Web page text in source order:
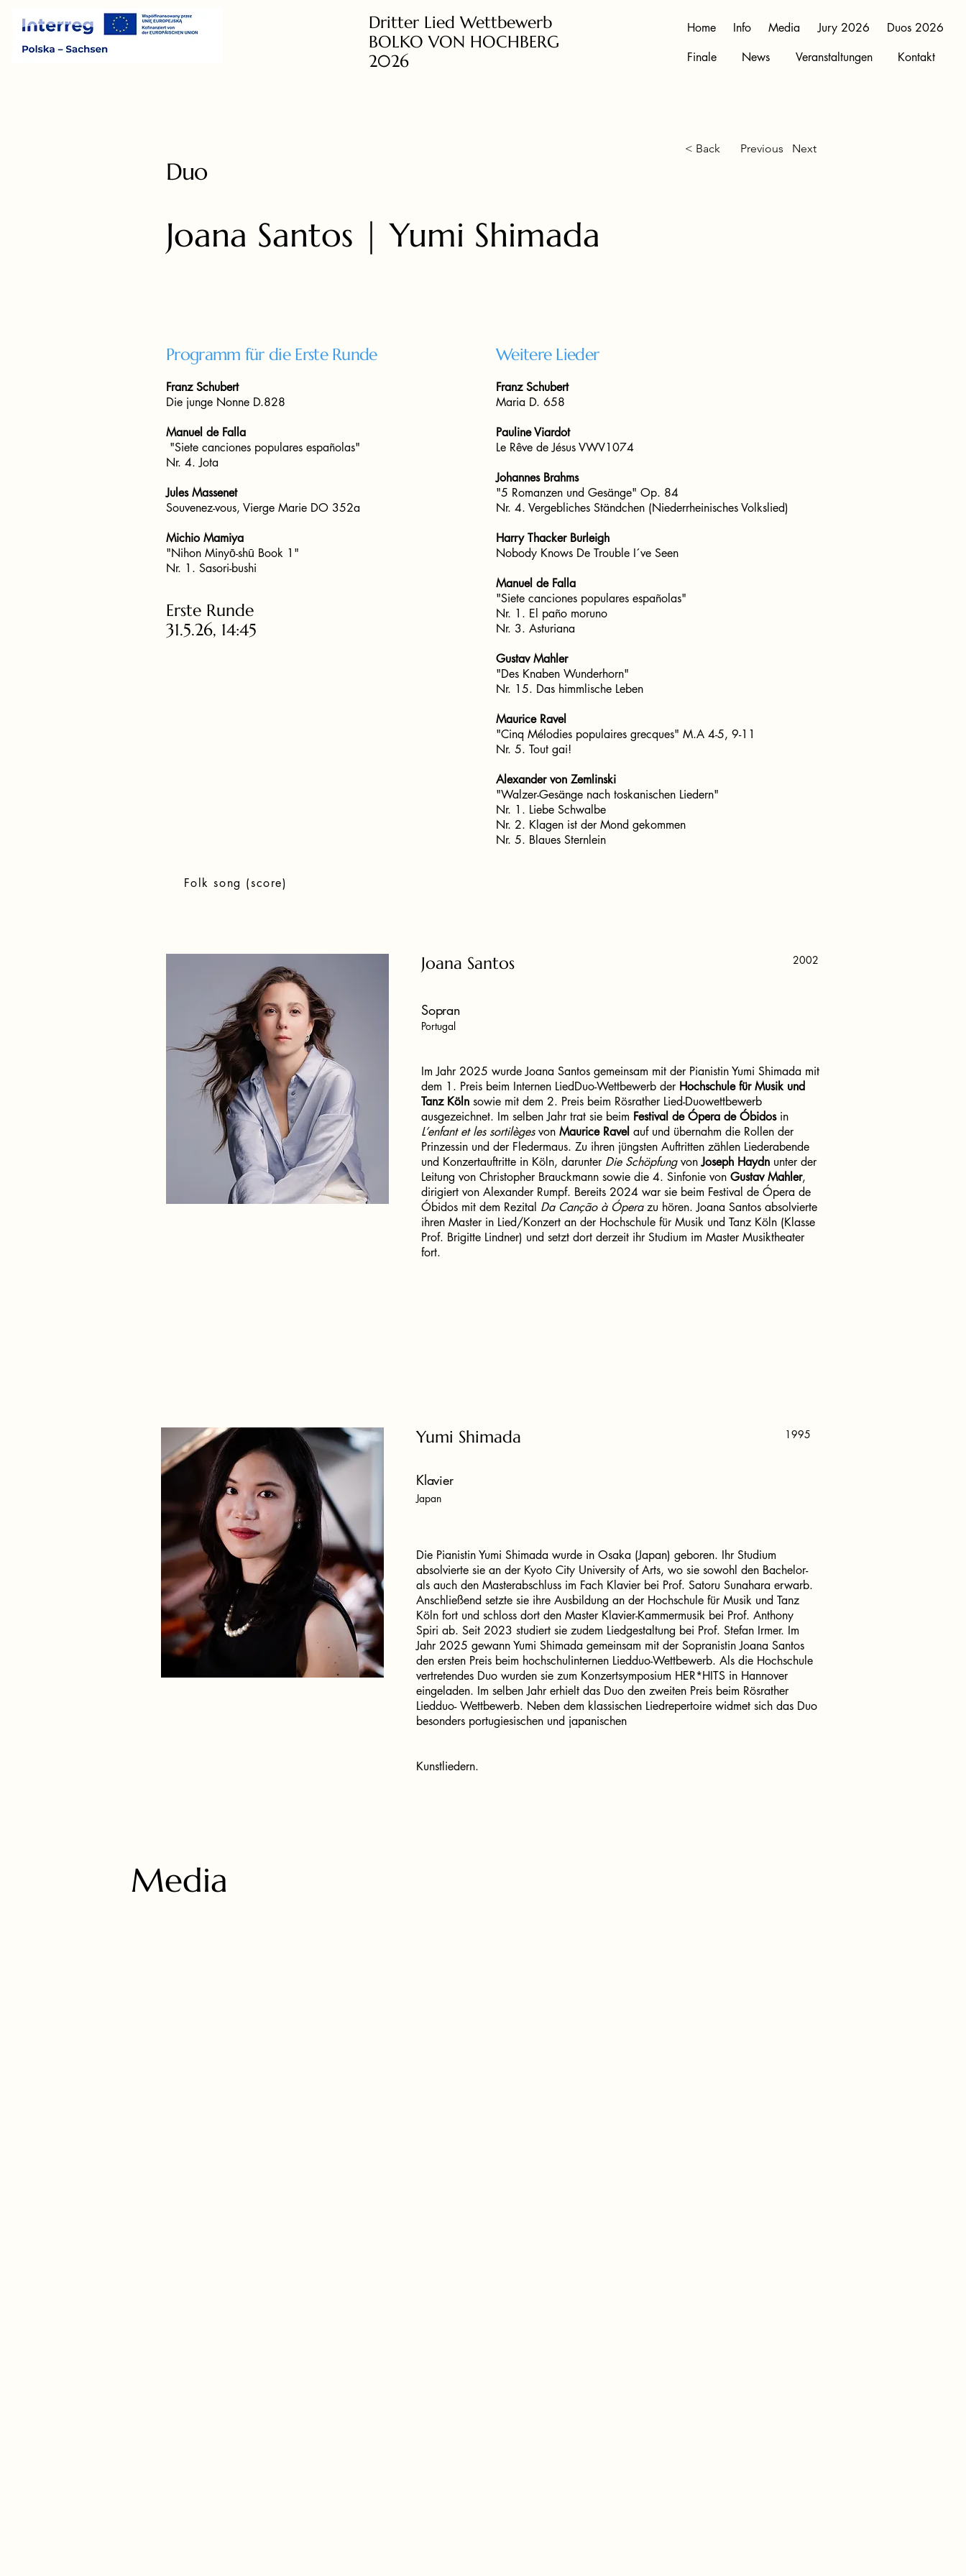
Dritter Lied Wettbewerb
BOLKO VON HOCHBERG
2026
Home Info Media Jury 2026
Duos 2026
Finale
News Veranstaltungen Kontakt
Duo
< Back Previous Next
Joana Santos | Yumi Shimada
Programm für die Erste Runde
Franz Schubert
Die junge Nonne D.828
Manuel de Falla
"Siete canciones populares españolas"
Nr. 4. Jota
Jules Massenet
Souvenez-vous, Vierge Marie DO 352a
Michio Mamiya
"Nihon Minyō-shū Book 1"
Nr. 1. Sasori-bushi
Erste Runde
31.5.26, 14:45
Weitere Lieder
Franz Schubert
Maria D. 658
Pauline Viardot
Le Rêve de Jésus VWV1074
Johannes Brahms
"5 Romanzen und Gesänge" Op. 84
Nr. 4. Vergebliches Ständchen (Niederrheinisches Volkslied)
Harry Thacker Burleigh
Nobody Knows De Trouble I´ve Seen
Manuel de Falla
"Siete canciones populares españolas"
Nr. 1. El paño moruno
Nr. 3. Asturiana
Gustav Mahler
"Des Knaben Wunderhorn"
Nr. 15. Das himmlische Leben
Maurice Ravel
"Cinq Mélodies populaires grecques" M.A 4-5, 9-11
Nr. 5. Tout gai!
Alexander von Zemlinski
"Walzer-Gesänge nach toskanischen Liedern"
Nr. 1. Liebe Schwalbe
Nr. 2. Klagen ist der Mond gekommen
Nr. 5. Blaues Sternlein
Folk song (score)
Joana Santos 2002
Sopran
Portugal
Im Jahr 2025 wurde Joana Santos gemeinsam mit der Pianistin Yumi Shimada mit
dem 1. Preis beim Internen LiedDuo-Wettbewerb der Hochschule für Musik und
Tanz Köln sowie mit dem 2. Preis beim Rösrather Lied-Duowettbewerb
ausgezeichnet. Im selben Jahr trat sie beim Festival de Ópera de Óbidosin
L’enfant et les sortilègesvon Maurice Ravel auf und übernahm die Rollen der
Prinzessin und der Fledermaus. Zu ihren jüngsten Auftritten zählen Liederabende
und Konzertauftritte in Köln, darunter Die SchöpfungvonJoseph Haydn unter der
Leitung von Christopher Brauckmann sowie die 4. Sinfonie von Gustav Mahler,
dirigiert von Alexander Rumpf. Bereits 2024 war sie beim Festival de Ópera de
Óbidos mit dem Rezital Da Canção à Óperazu hören. Joana Santos absolvierte
ihren Master in Lied/Konzert an der Hochschule für Musik und Tanz Köln (Klasse
Prof. Brigitte Lindner) und setzt dort derzeit ihr Studium im Master Musiktheater
fort.
Yumi Shimada 1995
Klavier
Japan
Die Pianistin Yumi Shimada wurde in Osaka (Japan) geboren. Ihr Studium
absolvierte sie an der Kyoto City University of Arts, wo sie sowohl den Bachelor-
als auch den Masterabschluss im Fach Klavier bei Prof. Satoru Sunahara erwarb.
Anschließend setzte sie ihre Ausbildung an der Hochschule für Musik und Tanz
Köln fort und schloss dort den Master Klavier-Kammermusik bei Prof. Anthony
Spiri ab. Seit 2023 studiert sie zudem Liedgestaltung bei Prof. Stefan Irmer. Im
Jahr 2025 gewann Yumi Shimada gemeinsam mit der Sopranistin Joana Santos
den ersten Preis beim hochschulinternen Liedduo-Wettbewerb. Als die Hochschule
vertretendes Duo wurden sie zum Konzertsymposium HER*HITS in Hannover
eingeladen. Im selben Jahr erhielt das Duo den zweiten Preis beim Rösrather
Liedduo- Wettbewerb. Neben dem klassischen Liedrepertoire widmet sich das Duo
besonders portugiesischen und japanischen
Kunstliedern.
Media